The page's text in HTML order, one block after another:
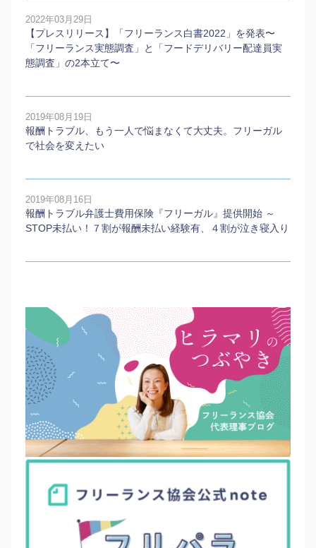
2022年03月29日
【プレスリリース】「フリーランス白書2022」を発表〜
「フリーランス実態調査」と「フードデリバリー配達員実
態調査」の2本⽴て〜
2019年08月19日
報酬トラブル、もう一人で悩まなくて大丈夫。フリーガル
で社会を変えたい
2019年08月16日
報酬トラブル弁護士費用保険『フリーガル』提供開始 ～
STOP未払い！７割が報酬未払い経験有、４割が泣き寝入り